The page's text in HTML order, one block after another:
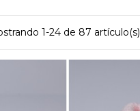
1-24 de 87 artículo(s)